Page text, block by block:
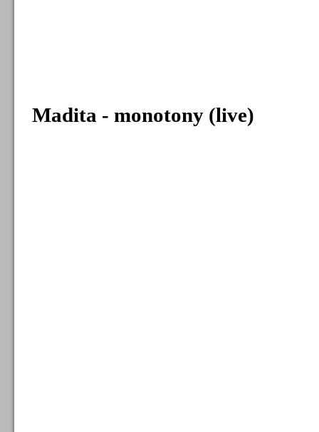
Madita - monotony (live)